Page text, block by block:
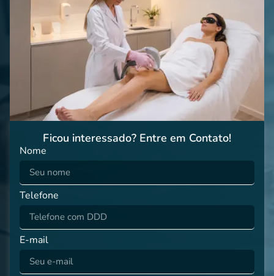
Ficou interessado? Entre em Contato!
Nome
Telefone
E-mail